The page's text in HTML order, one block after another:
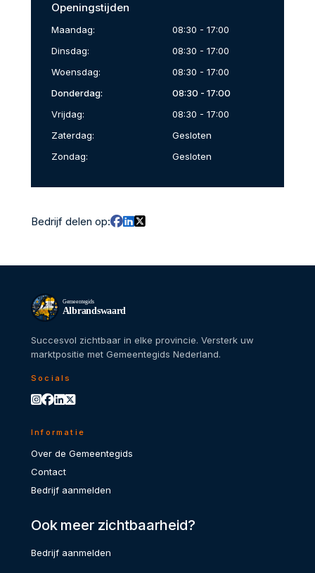
Openingstijden
Maandag:
08:30 - 17:00
Dinsdag:
08:30 - 17:00
Woensdag:
08:30 - 17:00
Donderdag:
08:30 - 17:00
Vrijdag:
08:30 - 17:00
Zaterdag:
Gesloten
Zondag:
Gesloten
Bedrijf delen op:
Gemeentegids
Albrandswaard
Succesvol zichtbaar in elke provincie. Versterk uw
marktpositie met Gemeentegids Nederland.
Socials
Informatie
Over de Gemeentegids
Contact
Bedrijf aanmelden
Ook meer zichtbaarheid?
Bedrijf aanmelden